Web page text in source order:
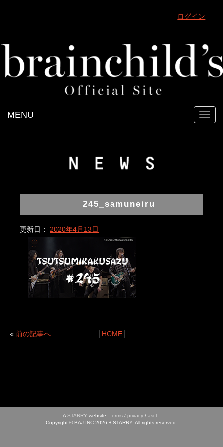
ログイン
MENU
245_samuneiru
更新日： 2020年4月13日
« 前の記事へ HOME
A STARRY website - terms / privacy / asct -
Copyright © BAJ INC.2026 + STARRY. All rights reserved.